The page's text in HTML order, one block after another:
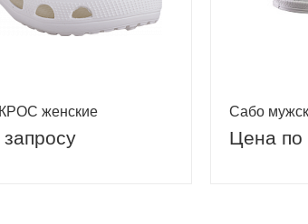
женские Сабо
Цена по